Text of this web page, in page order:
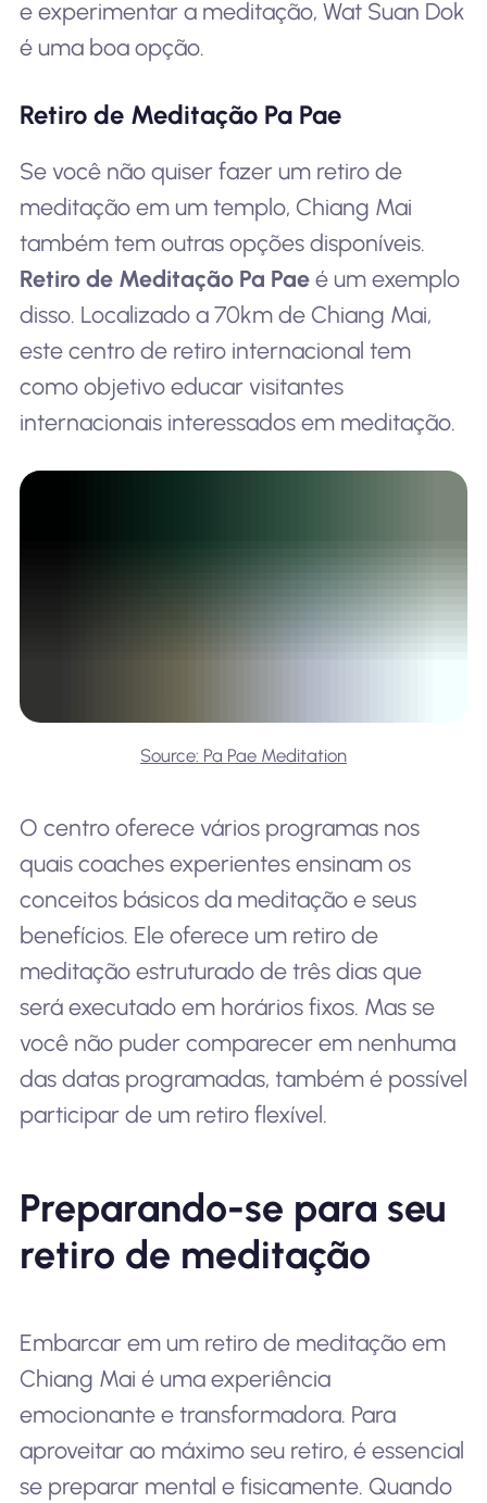
e experimentar a meditação, Wat Suan Dok
é uma boa opção.
Retiro de Meditação Pa Pae
Se você não quiser fazer um retiro de
meditação em um templo, Chiang Mai
também tem outras opções disponíveis.
Retiro de Meditação Pa Paeé um exemplo
disso. Localizado a 70km de Chiang Mai,
este centro de retiro internacional tem
como objetivo educar visitantes
internacionais interessados em meditação.
Source: Pa Pae Meditation
O centro oferece vários programas nos
quais coaches experientes ensinam os
conceitos básicos da meditação e seus
benefícios. Ele oferece um retiro de
meditação estruturado de três dias que
será executado em horários fixos. Mas se
você não puder comparecer em nenhuma
das datas programadas, também é possível
participar de um retiro flexível.
Preparando-se para seu
retiro de meditação
Embarcar em um retiro de meditação em
Chiang Mai é uma experiência
emocionante e transformadora. Para
aproveitar ao máximo seu retiro, é essencial
se preparar mental e fisicamente. Quando